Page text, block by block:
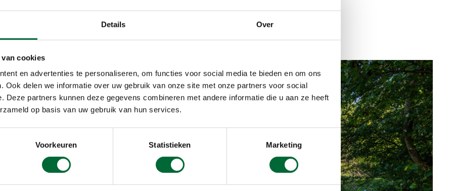
Details Over
cookies
en advertenties te personaliseren, om functies voor social media te bieden en om ons
Ook delen we informatie over uw gebruik van onze site met onze partners voor social
Deze partners kunnen deze gegevens combineren met andere informatie die u aan ze heeft
op basis van uw gebruik van hun services.
Voorkeuren Statistieken Marketing
vogelsoorten
bij Koaidyk,
of bij
Hier